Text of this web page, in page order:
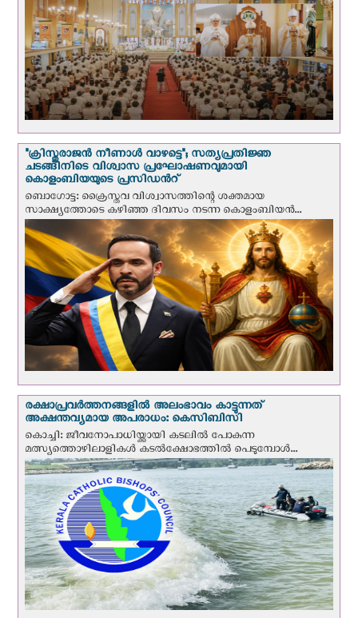
"ക്രിസ്തുരാജന്‍ നീണാള്‍ വാഴട്ടെ"; സത്യപ്രതിജ്ഞ
ചടങ്ങിനിടെ വിശ്വാസ പ്രഘോഷണവുമായി
കൊളംബിയയുടെ പ്രസിഡന്‍റ്
ബൊഗോട്ട: ക്രൈസ്തവ വിശ്വാസത്തിന്റെ ശക്തമായ
സാക്ഷ്യത്തോടെ കഴിഞ്ഞ ദിവസം നടന്ന കൊളംബിയന്‍...
രക്ഷാപ്രവര്‍ത്തനങ്ങളില്‍ അലംഭാവം കാട്ടുന്നത്
അക്ഷന്തവ്യമായ അപരാധം: കെസിബിസി
കൊച്ചി: ജീവനോപാധിയ്ക്കായി കടലില്‍ പോകുന്ന
മത്സ്യത്തൊഴിലാളികള്‍ കടല്‍ക്ഷോഭത്തില്‍ പെടുമ്പോള്‍...